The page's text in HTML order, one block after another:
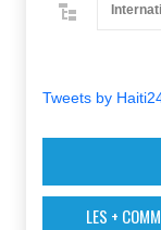
Tweets by
LES +